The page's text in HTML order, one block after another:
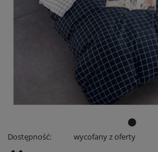
Dostępność:
wycofany z oferty